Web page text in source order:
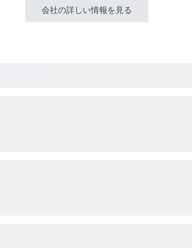
会社の詳しい情報を見る